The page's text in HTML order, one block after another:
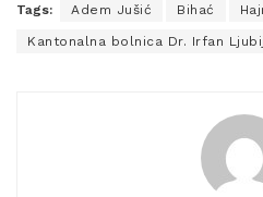
Tags: Adem Jušić Bihać
Kantonalna bolnica Dr. Irfan